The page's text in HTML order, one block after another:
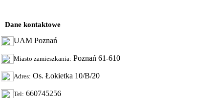
Dane kontaktowe
UAM Poznań
Miasto zamieszkania: Poznań 61-610
Adres: Os. Łokietka 10/B/20
Tel: 660745256